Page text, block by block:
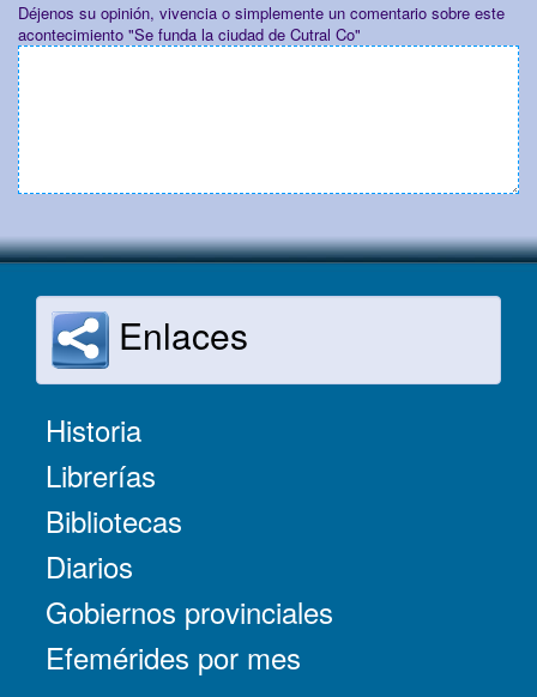
Déjenos su opinión, vivencia o simplemente un comentario sobre este
acontecimiento "Se funda la ciudad de Cutral Co"
Enlaces
Historia
Librerías
Bibliotecas
Diarios
Gobiernos provinciales
Efemérides por mes